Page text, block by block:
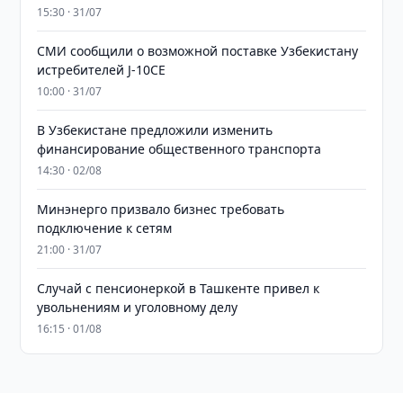
15:30 · 31/07
СМИ сообщили о возможной поставке Узбекистану
истребителей J-10CE
10:00 · 31/07
В Узбекистане предложили изменить
финансирование общественного транспорта
14:30 · 02/08
Минэнерго призвало бизнес требовать
подключение к сетям
21:00 · 31/07
Случай с пенсионеркой в Ташкенте привел к
увольнениям и уголовному делу
16:15 · 01/08